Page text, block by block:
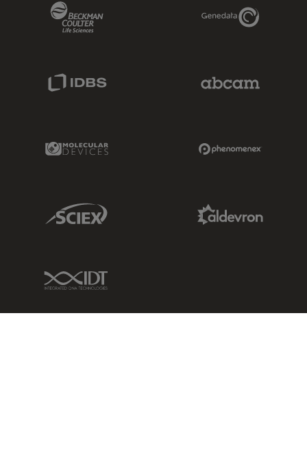
Genedata Link
Molecular Devices Link
Sciex Link
IDT Link